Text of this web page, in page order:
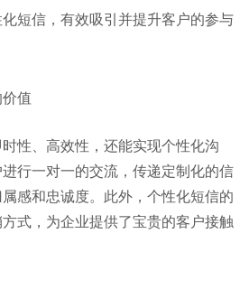
短信，有效吸引并提升客户的参与
值
性、高效性，还能实现个性化沟
行一对一的交流，传递定制化的信
感和忠诚度。此外，个性化短信的
式，为企业提供了宝贵的客户接触